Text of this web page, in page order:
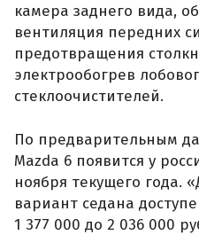
камера заднего вида,
вентиляция передних
предотвращения
электрообогрев
стеклоочистителей.
По предварительным
Mazda 6 появится у
ноября текущего года.
вариант седана
1 377 000 до 2 036 000